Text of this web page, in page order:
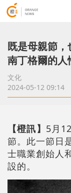
既是母親節，
南丁格爾的人
文化
2024-05-12 09:14
【橙訊】 5月
節。此一節日
士職業創始人
設的。